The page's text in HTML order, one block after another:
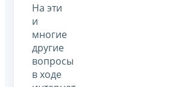
На эти
и
многие
другие
вопросы
в ходе